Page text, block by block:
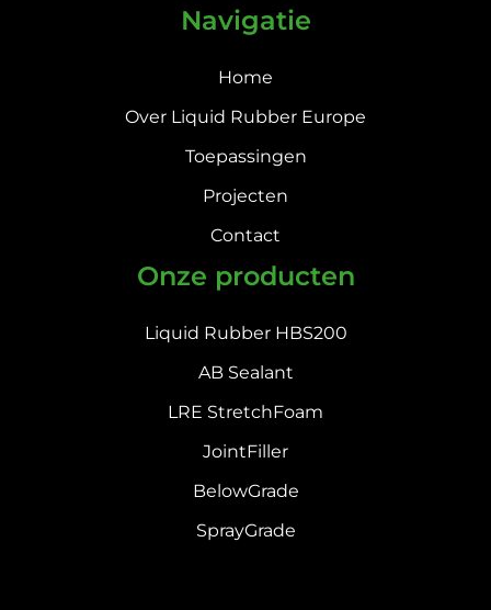
Navigatie
Home
Over Liquid Rubber Europe
Toepassingen
Projecten
Contact
Onze producten
Liquid Rubber HBS200
AB Sealant
LRE StretchFoam
JointFiller
BelowGrade
SprayGrade